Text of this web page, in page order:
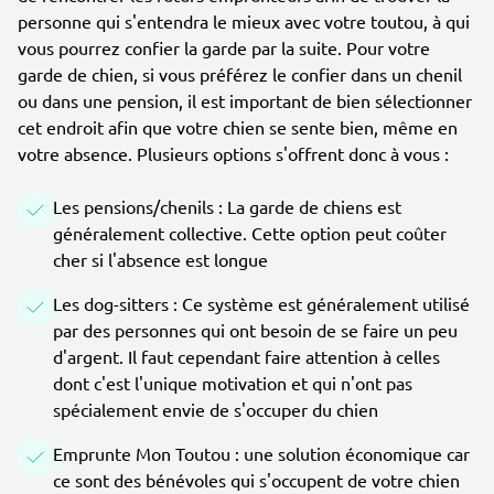
personne qui s'entendra le mieux avec votre toutou, à qui
vous pourrez confier la garde par la suite. Pour votre
garde de chien, si vous préférez le confier dans un chenil
ou dans une pension, il est important de bien sélectionner
cet endroit afin que votre chien se sente bien, même en
votre absence. Plusieurs options s'offrent donc à vous :
Les pensions/chenils : La garde de chiens est
généralement collective. Cette option peut coûter
cher si l'absence est longue
Les dog-sitters : Ce système est généralement utilisé
par des personnes qui ont besoin de se faire un peu
d'argent. Il faut cependant faire attention à celles
dont c'est l'unique motivation et qui n'ont pas
spécialement envie de s'occuper du chien
Emprunte Mon Toutou : une solution économique car
ce sont des bénévoles qui s'occupent de votre chien